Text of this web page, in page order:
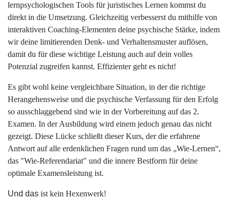
lernpsychologischen Tools für juristisches Lernen kommst du
direkt in die Umsetzung. Gleichzeitig verbesserst du mithilfe von
interaktiven Coaching-Elementen deine psychische Stärke, indem
wir deine limitierenden Denk- und Verhaltensmuster auflösen,
damit du für diese wichtige Leistung auch auf dein volles
Potenzial zugreifen kannst. Effizienter geht es nicht!
Es gibt wohl keine vergleichbare Situation, in der die richtige
Herangehensweise und die psychische Verfassung für den Erfolg
so ausschlaggebend sind wie in der Vorbereitung auf das 2.
Examen. In der Ausbildung wird einem jedoch genau das nicht
gezeigt. Diese Lücke schließt dieser Kurs, der die erfahrene
Antwort auf alle erdenklichen Fragen rund um das „Wie-Lernen“,
das "Wie-Referendariat" und die innere Bestform für deine
optimale Examensleistung ist.
Und das ist kein Hexenwerk!